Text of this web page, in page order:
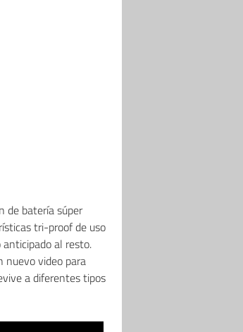
de batería súper
tri-proof de uso
al resto.
nuevo video para
a diferentes tipos